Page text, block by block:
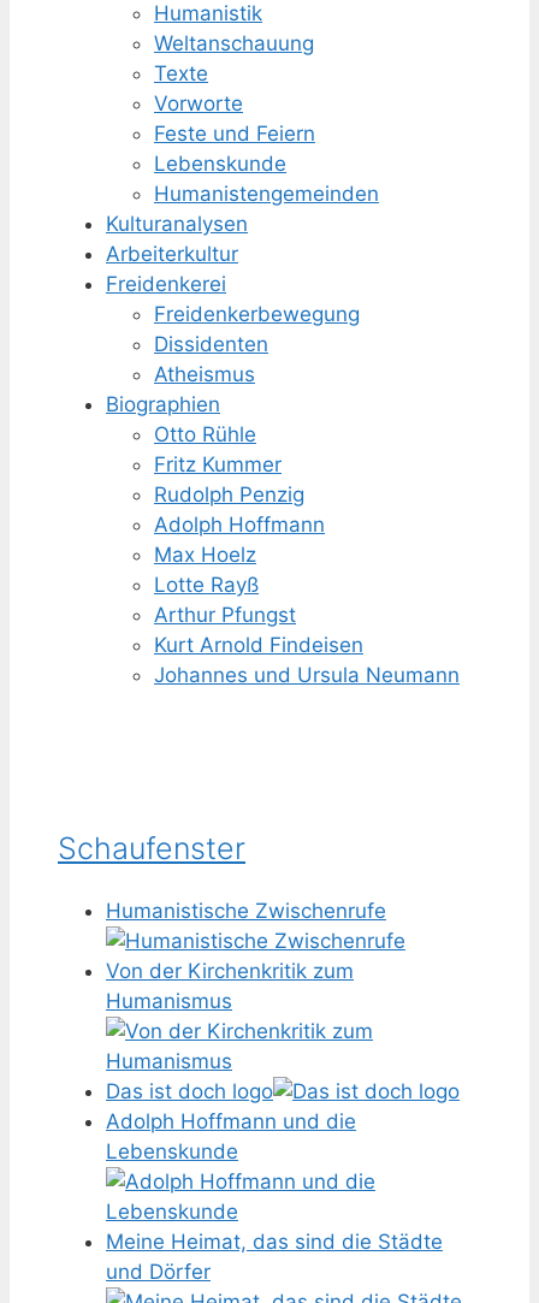
Humanistik
Weltanschauung
Texte
Vorworte
Feste und Feiern
Lebenskunde
Humanisten­gemeinden
Kulturanalysen
Arbeiterkultur
Freidenkerei
Freidenker­bewegung
Dissidenten
Atheismus
Biographien
Otto Rühle
Fritz Kummer
Rudolph Penzig
Adolph Hoffmann
Max Hoelz
Lotte Rayß
Arthur Pfungst
Kurt Arnold Findeisen
Johannes und Ursula Neumann
Schaufenster
Humanistische Zwischenrufe
Von der Kirchenkritik zum
Humanismus
Das ist doch logo
Adolph Hoffmann und die
Lebenskunde
Meine Heimat, das sind die Städte
und Dörfer